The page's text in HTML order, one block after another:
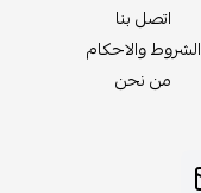
اتصل بنا
الشروط والاحكام
من نحن